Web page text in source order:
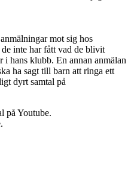
mot sig hos
inte har fått vad de blivit
i hans klubb. En annan anmälan
ha sagt till barn att ringa ett
dyrt samtal på
på Youtube.